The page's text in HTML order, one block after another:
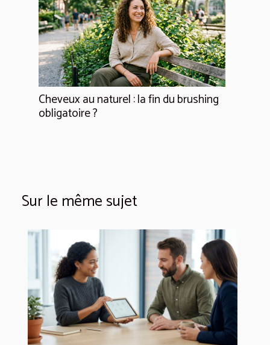
Cheveux au naturel : la fin du brushing
obligatoire ?
Sur le même sujet